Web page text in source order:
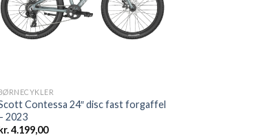
Contessa 24″ disc fast forgaffel
2023
4.199,00